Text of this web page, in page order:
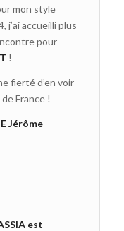
mon style
j’ai accueilli plus
pour
!
fierté d’en voir
France !
Jérôme
est